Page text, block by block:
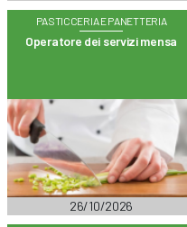
PASTICCERIA E PANETTERIA
Operatore dei servizi mensa
26/10/2026